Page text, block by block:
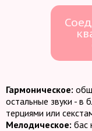
Гармоническое:
остальные звуки - в
Мелодическое: бас